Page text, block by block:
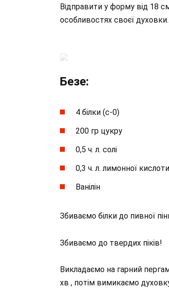
Відправити у форму від 18
особливостях своєї духовки.
Безе:
4 білки (с-0)
200 гр цукру
0,5 ч. л. солі
0,3 ч. л. лимонної кислоти
Ванілін
Збиваємо білки до пивної
Збиваємо до твердих піків!
Викладаємо на гарний
хв , потім вимикаємо